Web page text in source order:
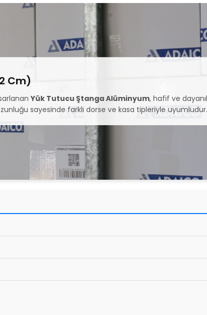
Cm)
Yük Tutucu Ştanga Alüminyum, hafif ve
sayesinde farklı dorse ve kasa tipleriyle uyumludur.